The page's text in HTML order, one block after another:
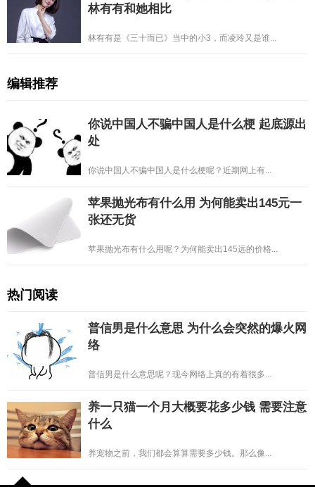
林有有和她相比
林有有是《三十而已》当中的小3，而凌玲又是谁...
编辑推荐
你说中国人不骗中国人是什么梗 起底源出
处
你说中国人不骗中国人是什么梗呢？近期网上有...
苹果抛光布有什么用 为何能卖出145元一
张还无货
苹果抛光布有什么用呢？为何能卖出145远的价格...
热门阅读
普信男是什么意思 为什么会突然的爆火网
络
普信男是什么意思呢？现今网络上真的有着很多...
养一只猫一个月大概要花多少钱 需要注意
什么
养宠物之前，我们都会算算需要多少钱。那么像...